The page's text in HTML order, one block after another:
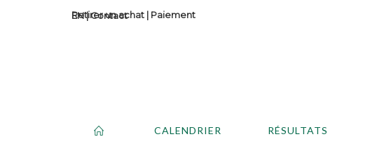
Contact
Retirer un achat | Paiement
CALENDRIER RÉSULTATS